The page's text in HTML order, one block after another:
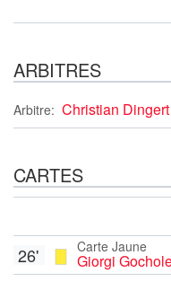
ARBITRES
Arbitre: Christian Dingert
CARTES
Carte Jaune
Giorgi
26'